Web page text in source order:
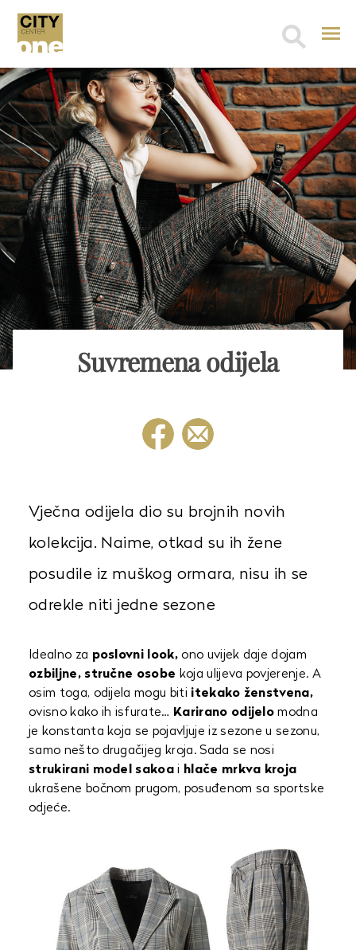
Search
Suvremena odijela
Vječna odijela dio su brojnih novih
kolekcija. Naime, otkad su ih žene
posudile iz muškog ormara, nisu ih se
odrekle niti jedne sezone
Idealno za poslovni look, ono uvijek daje dojam
ozbiljne, stručne osobe koja ulijeva povjerenje. A
osim toga, odijela mogu biti itekako ženstvena,
ovisno kako ih isfurate… Karirano odijelo modna
je konstanta koja se pojavljuje iz sezone u sezonu,
samo nešto drugačijeg kroja. Sada se nosi
strukirani model sakoa i hlače mrkva kroja
ukrašene bočnom prugom, posuđenom sa sportske
odjeće.